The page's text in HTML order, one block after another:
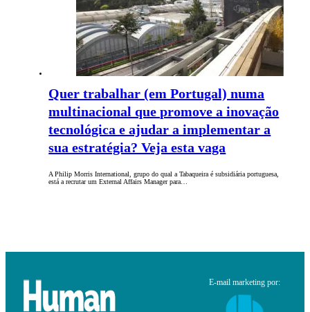
Quer trabalhar (em Portugal) numa
multinacional que promove a inovação
tecnológica e ajudar a implementar a
sua estratégia? Veja esta vaga
A Philip Morris International, grupo do qual a Tabaqueira é subsidiária portuguesa,
está a recrutar um External Affairs Manager para…
E-mail marketing por: